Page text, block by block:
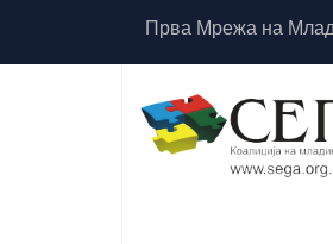
Прва Мрежа на